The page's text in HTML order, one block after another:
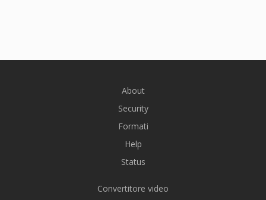
About
Security
Formati
Help
Status
Convertitore video